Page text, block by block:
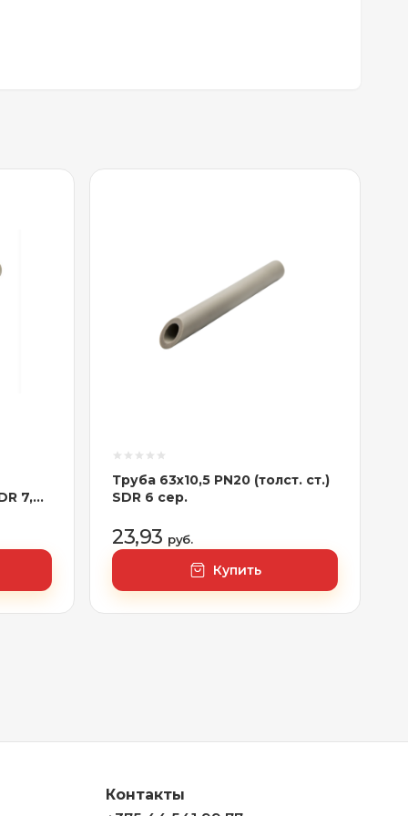
7,4
Труба 63х10,5 PN20 (толст. ст.)
SDR 6 сер.
23,93 руб.
Купить
Контакты